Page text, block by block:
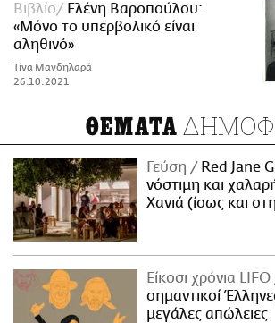
Βιβλίο
Ελένη Βαροπούλου:
«Μόνο το υπερβολικό είναι
αληθινό»
Τίνα Μανδηλαρά
26.10.2021
ΘΕΜΑΤΑ
Γεύση
Red Jane
νόστιμη και
Χανιά (ίσως και
Είκοσι χρόνια LIFO
σημαντικοί
μεγάλες απώλειες